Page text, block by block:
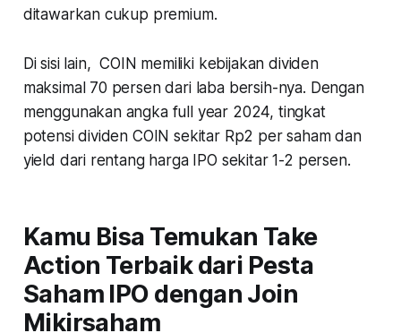
ditawarkan cukup premium.
Di sisi lain, COIN memiliki kebijakan dividen
maksimal 70 persen dari laba bersih-nya. Dengan
menggunakan angka full year 2024, tingkat
potensi dividen COIN sekitar Rp2 per saham dan
yield dari rentang harga IPO sekitar 1-2 persen.
Kamu Bisa Temukan Take
Action Terbaik dari Pesta
Saham IPO dengan Join
Mikirsaham